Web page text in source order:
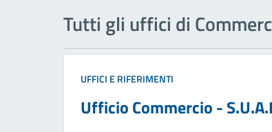
Tutti gli uffici di
UFFICI E RIFERIMENTI
Ufficio Commercio -